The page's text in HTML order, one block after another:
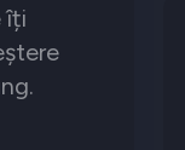
îți